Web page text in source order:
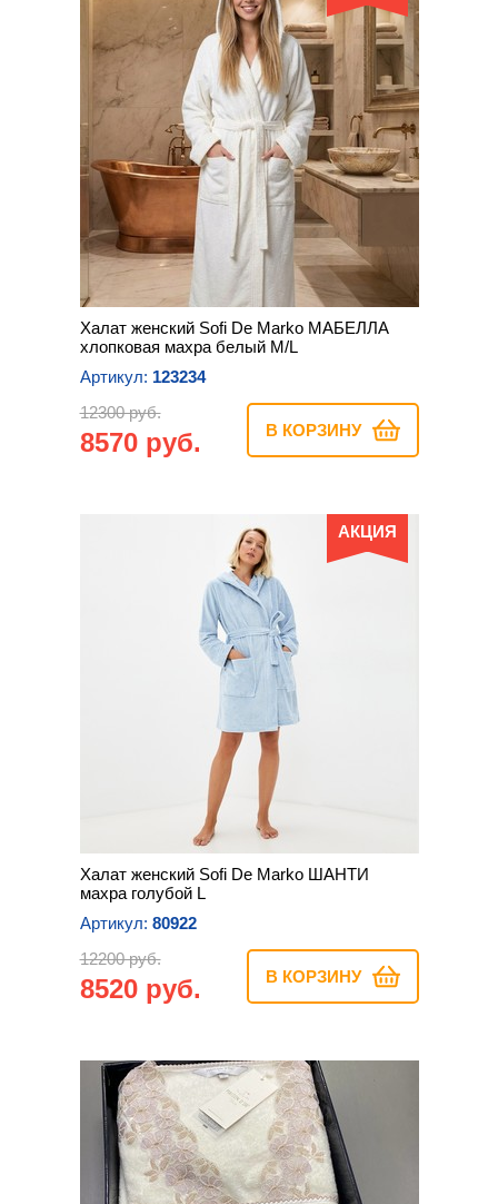
Халат женский Sofi De Marko МАБЕЛЛА
хлопковая махра белый M/L
Артикул: 123234
12300 руб.
8570 руб. В КОРЗИНУ
АКЦИЯ
Халат женский Sofi De Marko ШАНТИ
махра голубой L
Артикул: 80922
12200 руб.
8520 руб. В КОРЗИНУ